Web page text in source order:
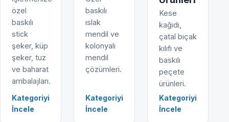
özel
baskılı
stick
şeker, küp
şeker, tuz
ve baharat
ambalajları.
Kategoriyi
İncele
baskılı
ıslak
mendil ve
kolonyalı
mendil
çözümleri.
Kategoriyi
İncele
Kese
kağıdı,
çatal bıçak
kılıfı ve
baskılı
peçete
ürünleri.
Kategoriyi
İncele